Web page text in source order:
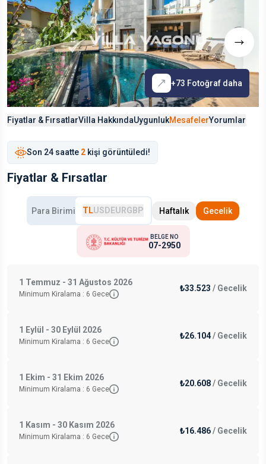
+73 Fotoğraf daha
Fiyatlar & FırsatlarVilla HakkındaUygunlukMesafelerYorumlar
Son 24 saatte 2 kişi görüntüledi!
Fiyatlar & Fırsatlar
Para Birimi TLUSD EURGBP Haftalık Gecelik
BELGE NO
07-2950
1 Temmuz - 31 Ağustos 2026
Minimum Kiralama : 6 Gece
₺33.523 / Gecelik
1 Eylül - 30 Eylül 2026
Minimum Kiralama : 6 Gece
₺26.104/ Gecelik
1 Ekim - 31 Ekim 2026
Minimum Kiralama : 6 Gece
₺20.608/ Gecelik
1 Kasım - 30 Kasım 2026
Minimum Kiralama : 6 Gece
₺16.486/ Gecelik